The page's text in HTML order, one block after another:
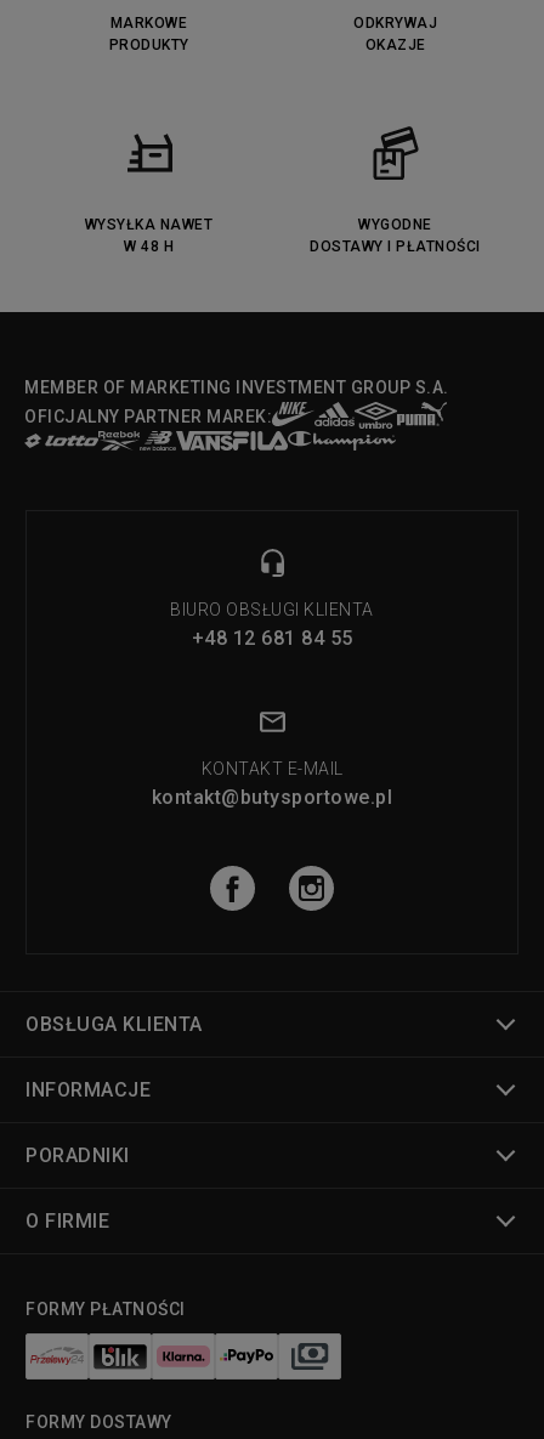
MARKOWE
PRODUKTY
ODKRYWAJ
OKAZJE
WYSYŁKA NAWET
W 48 H
WYGODNE
DOSTAWY I PŁATNOŚCI
MEMBER OF MARKETING INVESTMENT GROUP S.A.
OFICJALNY PARTNER MAREK:
BIURO OBSŁUGI KLIENTA
+48 12 681 84 55
KONTAKT E-MAIL
kontakt@butysportowe.pl
OBSŁUGA KLIENTA
INFORMACJE
PORADNIKI
O FIRMIE
FORMY PŁATNOŚCI
FORMY DOSTAWY